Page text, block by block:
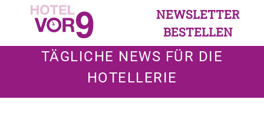
NEWSLETTER
BESTELLEN
TÄGLICHE NEWS FÜR DIE
HOTELLERIE